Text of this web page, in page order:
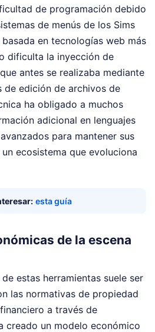
de programación debido
de menús de los Sims
en tecnologías web más
dificulta la inyección de
antes se realizaba mediante
de edición de archivos de
ha obligado a muchos
adicional en lenguajes
para mantener sus
ecosistema que evoluciona
esta guía
de la escena
estas herramientas suele ser
las normativas de propiedad
a través de
creado un modelo económico